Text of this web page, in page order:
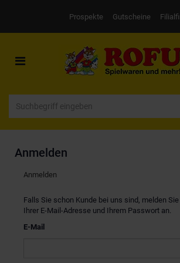
Prospekte Gutscheine
Toggle
navigation
Anmelden
Anmelden
Falls Sie schon Kunde bei uns sind, melden
Ihrer E-Mail-Adresse und Ihrem Passwort an.
E-Mail